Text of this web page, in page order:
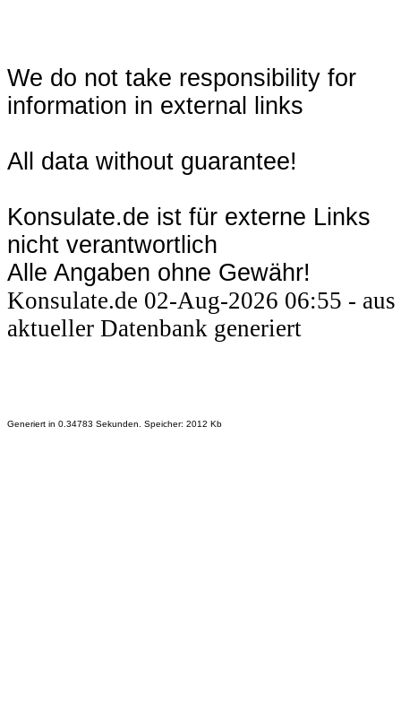
We do not take responsibility for
information in external links
All data without guarantee!
Konsulate.de ist für externe Links
nicht verantwortlich
Alle Angaben ohne Gewähr!
Konsulate.de 02-Aug-2026 06:55 - aus
aktueller Datenbank generiert
Generiert in 0.34783 Sekunden. Speicher: 2012 Kb